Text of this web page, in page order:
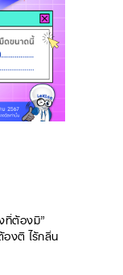
ที่ต้องมี”
งตี ไร้กลิ่น